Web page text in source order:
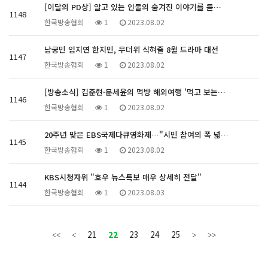
1148
[이달의 PD상] 알고 있는 인물의 숨겨진 이야기를 듣…
한국방송협회 1 2023.08.02
1147
남궁민 임지연 한지민, 무더위 식혀줄 8월 드라마 대전
한국방송협회 1 2023.08.02
1146
[방송소식] 김준현·문세윤의 먹방 해외여행 '먹고 보는…
한국방송협회 1 2023.08.02
1145
20주년 맞은 EBS국제다큐영화제…"시민 참여의 폭 넓…
한국방송협회 1 2023.08.02
1144
KBS시청자위 "호우 뉴스특보 매우 상세히 전달"
한국방송협회 1 2023.08.03
21 22 23 24 25